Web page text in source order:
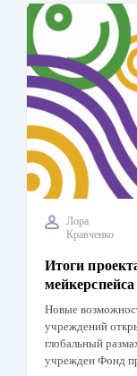
Лора
Кравченко
Итоги
Новые
учреждений
глобальный
учрежден Фонд